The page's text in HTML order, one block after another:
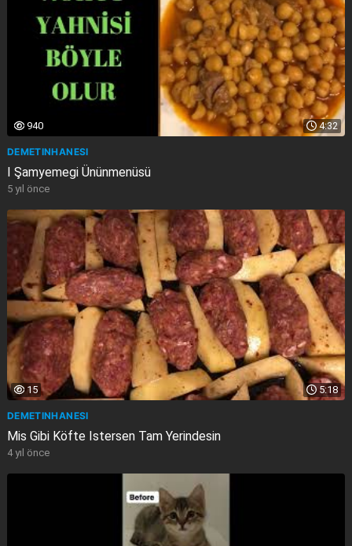
4:32
940
DEMETINHANESI
I Şamyemegi Ününmenüsü
5 yıl önce
5:18
15
DEMETINHANESI
Mis Gibi Köfte Istersen Tam Yerindesin
4 yıl önce